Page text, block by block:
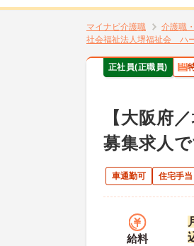
マイナビ介護職 介護職
社会福祉法人堺福祉会 ハ
正社員(正職員)
【大阪府
募集求人
車通勤可 住宅手
給料